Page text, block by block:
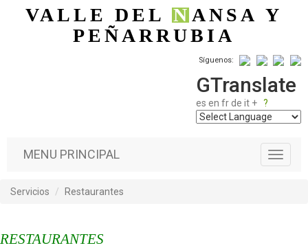
Pasar al contenido principal
VALLE DELNANSA Y
PEÑARRUBIA
Síguenos:
GTranslate
es en fr de it + ?
T
o
MENU PRINCIPAL
Servicios Restaurantes
RESTAURANTES